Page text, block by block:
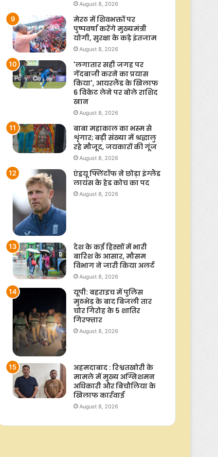
August 8, 2026
मेरठ में शिवभक्तों पर
पुष्पवर्षा करेंगे मुख्यमंत्री
योगी, सुरक्षा के कड़े इंतजाम
August 8, 2026
'लगातार सही जगह पर
गेंदबाजी करने का प्रयास
किया', आयरलैंड के खिलाफ
6 विकेट लेने पर बोले राशिद
खान
August 8, 2026
बाबा महाकाल का भस्म से
शृंगार; बड़ी संख्या में श्रद्धालु
रहे मौजूद, जयकारों की गूंज
August 8, 2026
एंड्रयू फ्लिंटॉफ ने छोड़ा इंग्लैंड
लायंस के हेड कोच का पद
August 8, 2026
देश के कई हिस्सों में भारी
बारिश के आसार, मौसम
विभाग ने जारी किया अलर्ट
August 8, 2026
यूपी: बहराइच में पुलिस
मुठभेड़ के बाद बिजली तार
चोर गिरोह के 5 शातिर
गिरफ्तार
August 8, 2026
अहमदाबाद : रिश्वतखोरी के
मामले में मुख्य अग्निशमन
अधिकारी और बिचौलिया के
खिलाफ कार्रवाई
August 8, 2026